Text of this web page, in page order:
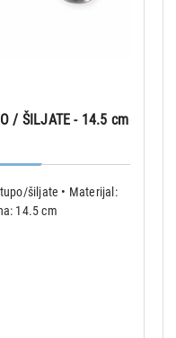
/ ŠILJATE - 14.5 cm
šiljate • Materijal:
14.5 cm